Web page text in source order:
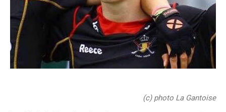
(c) photo La Gantoise